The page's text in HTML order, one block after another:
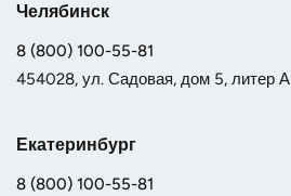
Челябинск
8 (800) 100-55-81
454028, ул. Садовая, дом 5, литер А
Екатеринбург
8 (800) 100-55-81